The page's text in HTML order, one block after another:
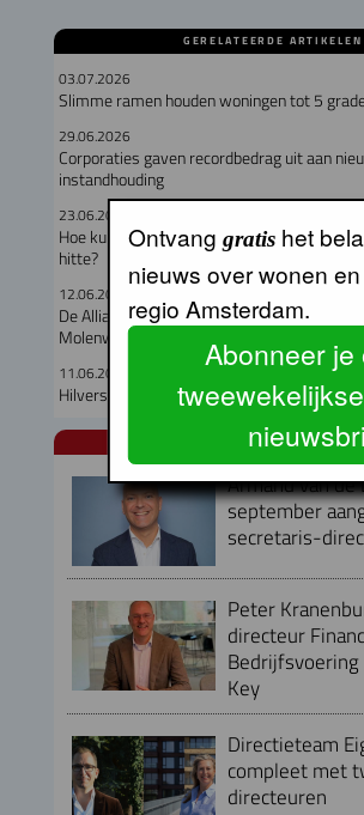
GERELATEERDE ARTIKELEN
03.07.2026
Slimme ramen houden woningen tot 5
29.06.2026
Corporaties gaven recordbedrag uit aan
instandhouding
23.06.2026
Hoe kunnen corporaties hun huurders
hitte?
12.06.2026
De Alliantie en bewoners willen van start
Molenwijk, Amsterdam Noord
11.06.2026
Hilversum zet volgende stap in
NUL20 NIEUWS
Armand van de
september
secretaris-
Peter
directeur
Key
Directieteam
compleet met
directeuren
Ontvang gratishet
nieuws over wonen
regio Amsterdam.
Abonneer je